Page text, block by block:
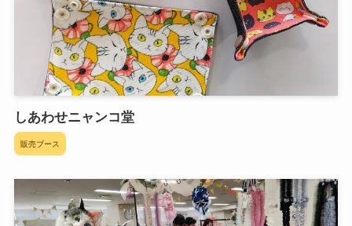
しあわせニャンコ堂
販売ブース